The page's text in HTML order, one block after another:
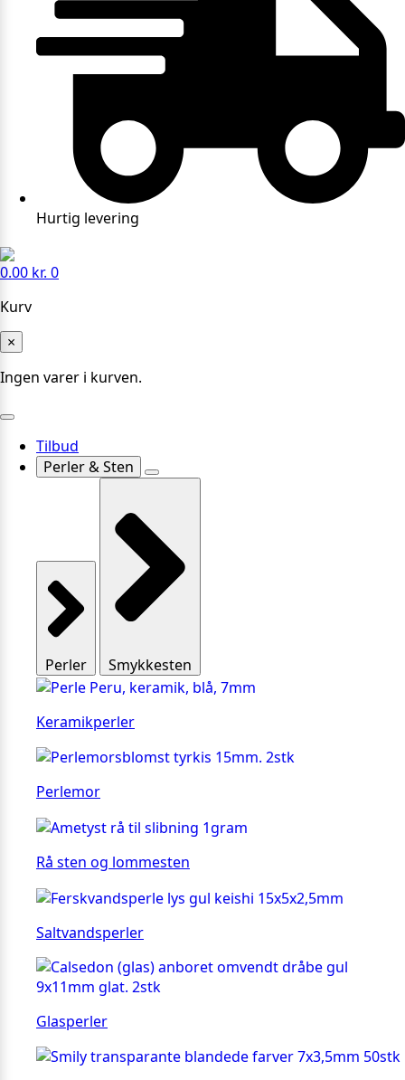
Hurtig levering
0.00 kr. 0
Kurv
×
Ingen varer i kurven.
Tilbud
Perler & Sten
Perler Smykkesten
Keramikperler
Perlemor
Rå sten og lommesten
Saltvandsperler
Glasperler